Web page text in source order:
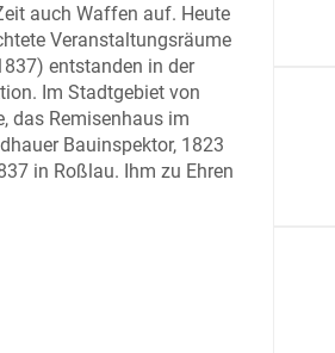
auch Waffen auf. Heute
Veranstaltungsräume
entstanden in der
Im Stadtgebiet von
das Remisenhaus im
Bauinspektor, 1823
in Roßlau. Ihm zu Ehren